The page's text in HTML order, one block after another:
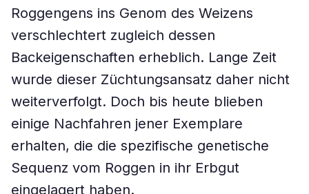
Roggengens ins Genom des Weizens
verschlechtert zugleich dessen
Backeigenschaften erheblich. Lange Zeit
wurde dieser Züchtungsansatz daher nicht
weiterverfolgt. Doch bis heute blieben
einige Nachfahren jener Exemplare
erhalten, die die spezifische genetische
Sequenz vom Roggen in ihr Erbgut
eingelagert haben.